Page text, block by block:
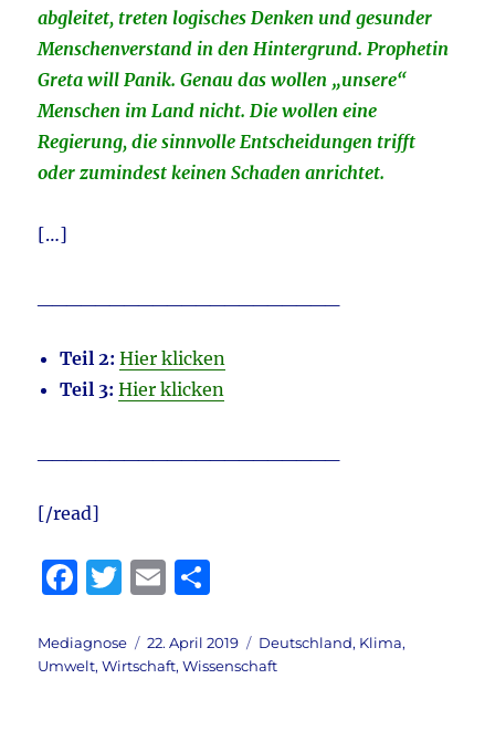
abgleitet, treten logisches Denken und gesunder
Menschenverstand in den Hintergrund. Prophetin
Greta will Panik. Genau das wollen „unsere“
Menschen im Land nicht. Die wollen eine
Regierung, die sinnvolle Entscheidungen trifft
oder zumindest keinen Schaden anrichtet.
[…]
Teil 2: Hier klicken
Teil 3: Hier klicken
[/read]
F
c
e
T
it
te
E
ai
l
le
n
Autor
Mediagnose
Veröffentlicht
am
22. April 2019 Kategorien
Deutschland, Klima,
Umwelt,Wirtschaft,Wissenschaft